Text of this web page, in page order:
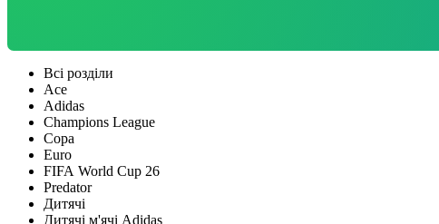
Всі розділи
Ace
Adidas
Champions League
Copa
Euro
FIFA World Cup 26
Predator
Дитячі
Дитячі м'ячі Adidas